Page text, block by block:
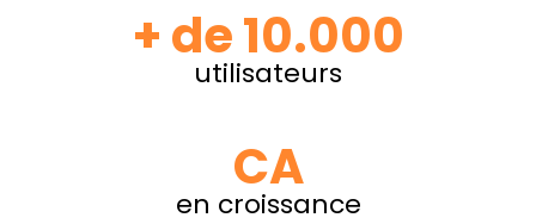
+ de 10.000
utilisateurs
CA
en croissance